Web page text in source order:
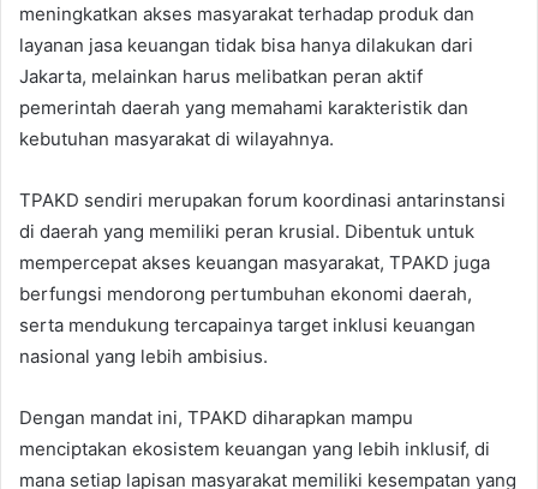
meningkatkan akses masyarakat terhadap produk dan
layanan jasa keuangan tidak bisa hanya dilakukan dari
Jakarta, melainkan harus melibatkan peran aktif
pemerintah daerah yang memahami karakteristik dan
kebutuhan masyarakat di wilayahnya.
TPAKD sendiri merupakan forum koordinasi antarinstansi
di daerah yang memiliki peran krusial. Dibentuk untuk
mempercepat akses keuangan masyarakat, TPAKD juga
berfungsi mendorong pertumbuhan ekonomi daerah,
serta mendukung tercapainya target inklusi keuangan
nasional yang lebih ambisius.
Dengan mandat ini, TPAKD diharapkan mampu
menciptakan ekosistem keuangan yang lebih inklusif, di
mana setiap lapisan masyarakat memiliki kesempatan yang